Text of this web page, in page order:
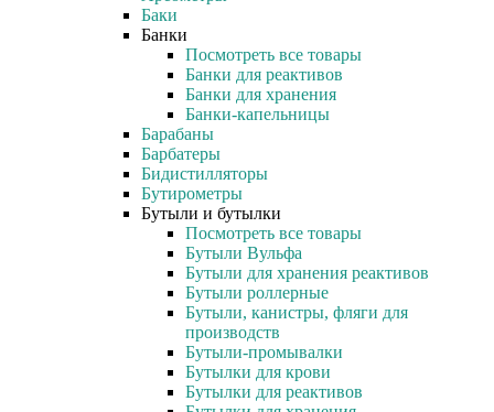
Баки
Банки
Посмотреть все товары
Банки для реактивов
Банки для хранения
Банки-капельницы
Барабаны
Барбатеры
Бидистилляторы
Бутирометры
Бутыли и бутылки
Посмотреть все товары
Бутыли Вульфа
Бутыли для хранения реактивов
Бутыли роллерные
Бутыли, канистры, фляги для
производств
Бутыли-промывалки
Бутылки для крови
Бутылки для реактивов